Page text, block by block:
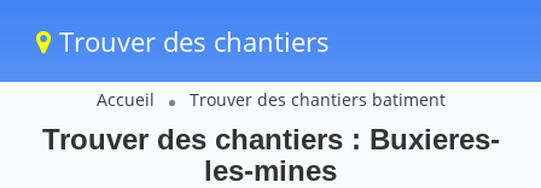
Trouver des chantiers
Accueil Trouver des chantiers batiment
Trouver des chantiers : Buxieres-
les-mines